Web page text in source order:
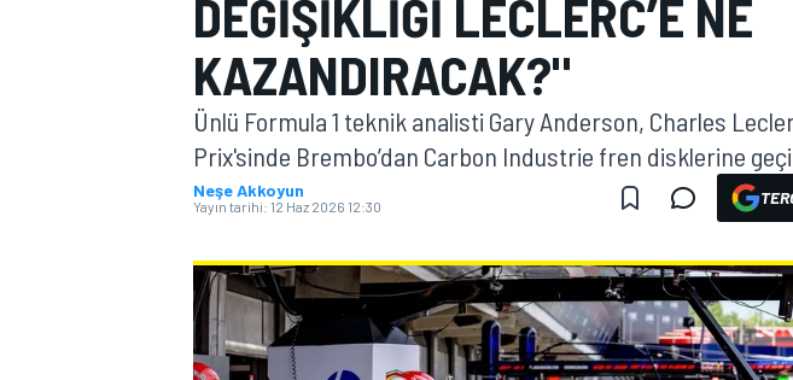
MOTOGP
DEĞIŞIKLIĞI LECLERC’E NE
KAZANDIRACAK?"
Ünlü Formula 1 teknik analisti Gary Anderson, Charles
Prix'sinde Brembo’dan Carbon Industrie fren disklerine geçiş
Neşe Akkoyun
Yayın tarihi: 12 Haz 2026 12:30